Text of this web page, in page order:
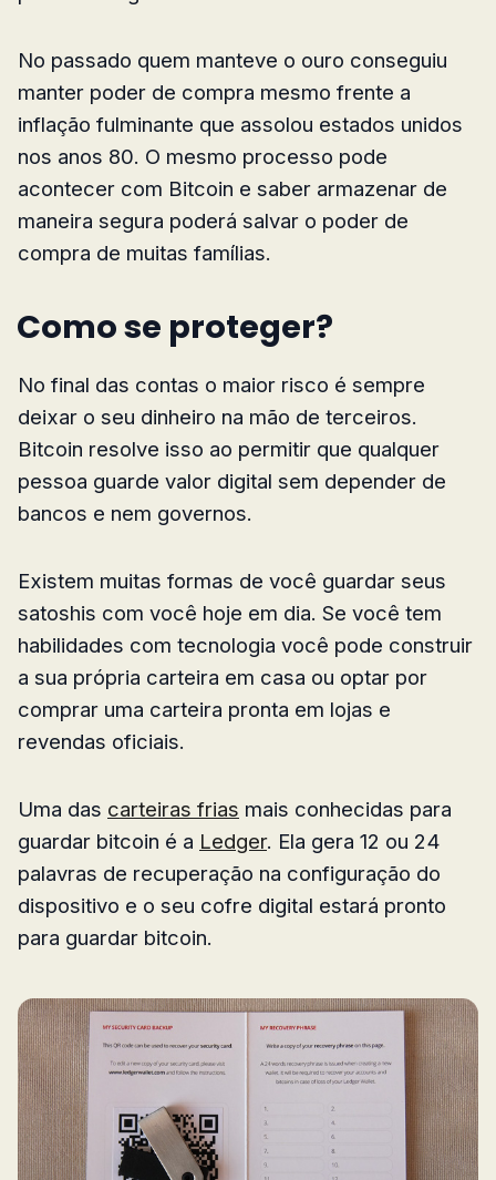
No passado quem manteve o ouro conseguiu
manter poder de compra mesmo frente a
inflação fulminante que assolou estados unidos
nos anos 80. O mesmo processo pode
acontecer com Bitcoin e saber armazenar de
maneira segura poderá salvar o poder de
compra de muitas famílias.
Como se proteger?
No final das contas o maior risco é sempre
deixar o seu dinheiro na mão de terceiros.
Bitcoin resolve isso ao permitir que qualquer
pessoa guarde valor digital sem depender de
bancos e nem governos.
Existem muitas formas de você guardar seus
satoshis com você hoje em dia. Se você tem
habilidades com tecnologia você pode construir
a sua própria carteira em casa ou optar por
comprar uma carteira pronta em lojas e
revendas oficiais.
Uma das carteiras frias mais conhecidas para
guardar bitcoin é a Ledger. Ela gera 12 ou 24
palavras de recuperação na configuração do
dispositivo e o seu cofre digital estará pronto
para guardar bitcoin.